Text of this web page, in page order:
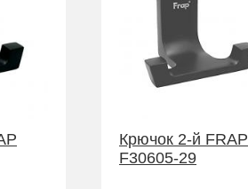
Крючок 2-й FRAP
F30605-29